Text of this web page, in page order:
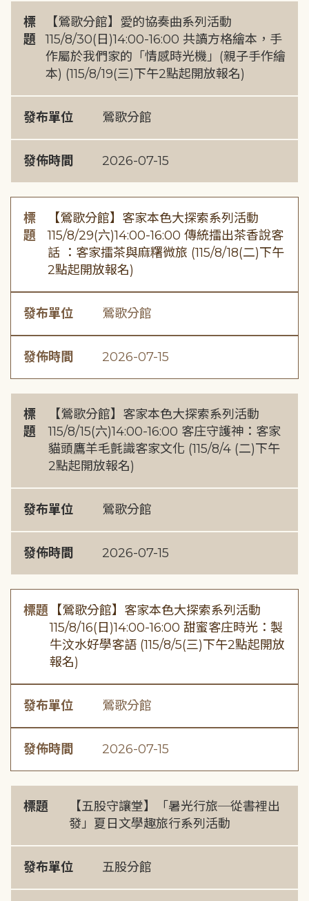
標
題
【鶯歌分館】愛的協奏曲系列活動
115/8/30(日)14:00-16:00 共讀方格繪本，手
作屬於我們家的「情感時光機」(親子手作繪
本) (115/8/19(三)下午2點起開放報名)
發布單位 鶯歌分館
發佈時間 2026-07-15
標
題
【鶯歌分館】客家本色大探索系列活動
115/8/29(六)14:00-16:00 傳統擂出茶香說客
話 ：客家擂茶與麻糬微旅 (115/8/18(二)下午
2點起開放報名)
發布單位 鶯歌分館
發佈時間 2026-07-15
標
題
【鶯歌分館】客家本色大探索系列活動
115/8/15(六)14:00-16:00 客庄守護神：客家
貓頭鷹羊毛氈識客家文化 (115/8/4 (二)下午
2點起開放報名)
發布單位 鶯歌分館
發佈時間 2026-07-15
標題 【鶯歌分館】客家本色大探索系列活動
115/8/16(日)14:00-16:00 甜蜜客庄時光：製
牛汶水好學客語 (115/8/5(三)下午2點起開放
報名)
發布單位 鶯歌分館
發佈時間 2026-07-15
標題
【五股守讓堂】「暑光行旅─從書裡出
發」夏日文學趣旅行系列活動
發布單位 五股分館